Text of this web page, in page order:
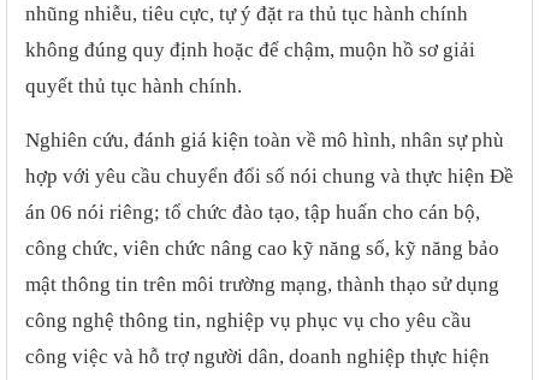
nhũng nhiễu, tiêu cực, tự ý đặt ra thủ tục hành chính
không đúng quy định hoặc để chậm, muộn hồ sơ giải
quyết thủ tục hành chính.
Nghiên cứu, đánh giá kiện toàn về mô hình, nhân sự phù
hợp với yêu cầu chuyển đổi số nói chung và thực hiện Đề
án 06 nói riêng; tổ chức đào tạo, tập huấn cho cán bộ,
công chức, viên chức nâng cao kỹ năng số, kỹ năng bảo
mật thông tin trên môi trường mạng, thành thạo sử dụng
công nghệ thông tin, nghiệp vụ phục vụ cho yêu cầu
công việc và hỗ trợ người dân, doanh nghiệp thực hiện